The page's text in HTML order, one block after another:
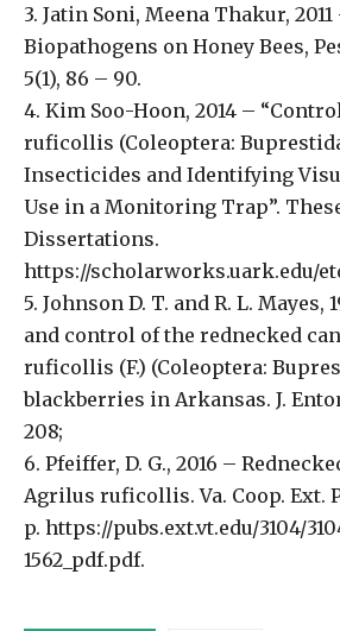
3. Jatin Soni, Meena Thakur,
Biopathogens on Honey Bees,
5(1), 86 – 90.
4. Kim Soo-Hoon, 2014 –
ruficollis (Coleoptera:
Insecticides and Identifying
Use in a Monitoring Trap”.
Dissertations.
https://scholarworks.uark.edu/
5. Johnson D. T. and R. L. Mayes,
and control of the rednecked
ruficollis (F.) (Coleoptera:
blackberries in Arkansas. J.
208;
6. Pfeiffer, D. G., 2016 –
Agrilus ruficollis. Va. Coop. Ext.
p. https://pubs.ext.vt.edu/3104/
1562_pdf.pdf.